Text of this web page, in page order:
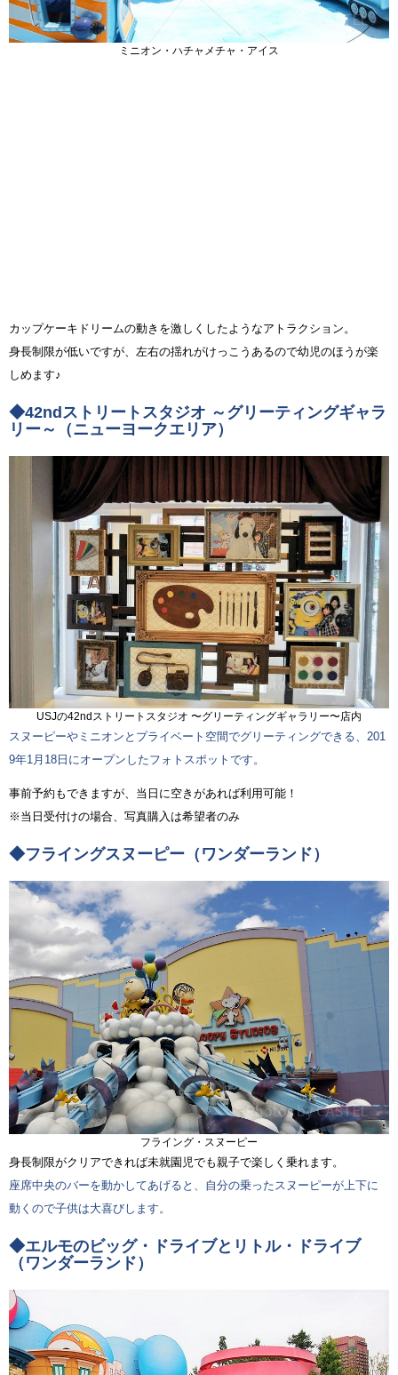
ミニオン・ハチャメチャ・アイス
カップケーキドリームの動きを激しくしたようなアトラクション。
身長制限が低いですが、左右の揺れがけっこうあるので幼児のほうが楽
しめます♪
◆42ndストリートスタジオ ～グリーティングギャラ
リー～（ニューヨークエリア）
USJの42ndストリートスタジオ 〜グリーティングギャラリー〜店内
スヌーピーやミニオンとプライベート空間でグリーティングできる、201
9年1月18日にオープンしたフォトスポットです。
事前予約もできますが、当日に空きがあれば利用可能！
※当日受付けの場合、写真購入は希望者のみ
◆フライングスヌーピー（ワンダーランド）
フライング・スヌーピー
身長制限がクリアできれば未就園児でも親子で楽しく乗れます。
座席中央のバーを動かしてあげると、自分の乗ったスヌーピーが上下に
動くので子供は大喜びします。
◆エルモのビッグ・ドライブとリトル・ドライブ
（ワンダーランド）